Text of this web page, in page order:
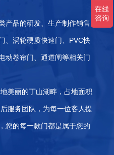
产品的研发、生产制作销售
、涡轮硬质快速门、PVC快
动卷帘门、通道闸等相关门
美丽的丁山湖畔，占地面积
服务团队，为每一位客人提
您的每一款门都是属于您的